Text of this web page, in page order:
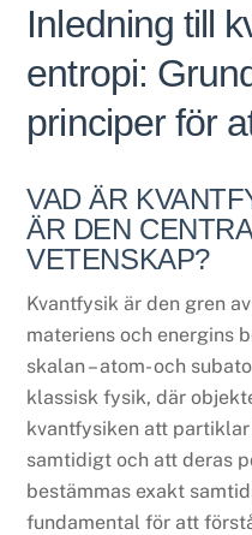
Inledning till
entropi:
principer för
VAD ÄR
ÄR DEN
VETENSKAP?
Kvantfysik är den gren
materiens och energins
skalan – atom- och
klassisk fysik, där
kvantfysiken att
samtidigt och att deras
bestämmas exakt
fundamental för att